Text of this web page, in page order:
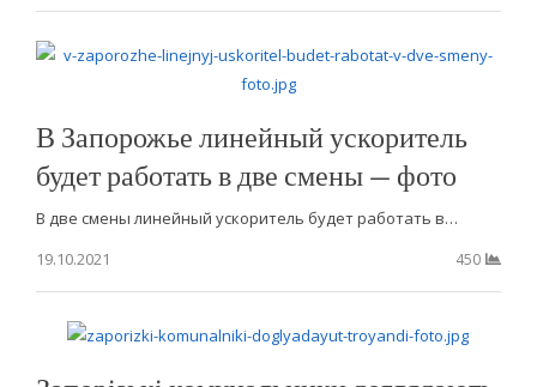
В Запорожье линейный ускоритель
будет работать в две смены — фото
В две смены линейный ускоритель будет работать в…
19.10.2021
450